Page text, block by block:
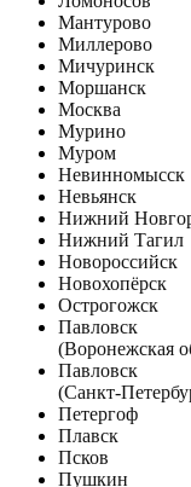
Мантурово
Миллерово
Мичуринск
Моршанск
Москва
Мурино
Муром
Невинномысск
Невьянск
Нижний
Нижний Тагил
Новороссийск
Новохопёрск
Острогожск
Павловск
(Воронежская
Павловск
(Санкт-
Петергоф
Плавск
Псков
Пушкин